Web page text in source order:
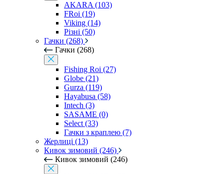
AKARA (103)
FRoi (19)
Viking (14)
Різні (50)
Гачки (268)
Гачки (268)
Fishing Roi (27)
Globe (21)
Gurza (119)
Hayabusa (58)
Intech (3)
SASAME (0)
Select (33)
Гачки з краплею (7)
Жерлиці (13)
Кивок зимовий (246)
Кивок зимовий (246)